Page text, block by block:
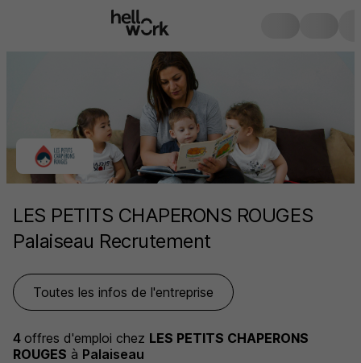
LES PETITS CHAPERONS ROUGES
Palaiseau Recrutement
Toutes les infos de l'entreprise
4 offres d'emploi chez LES PETITS CHAPERONS
ROUGES à Palaiseau